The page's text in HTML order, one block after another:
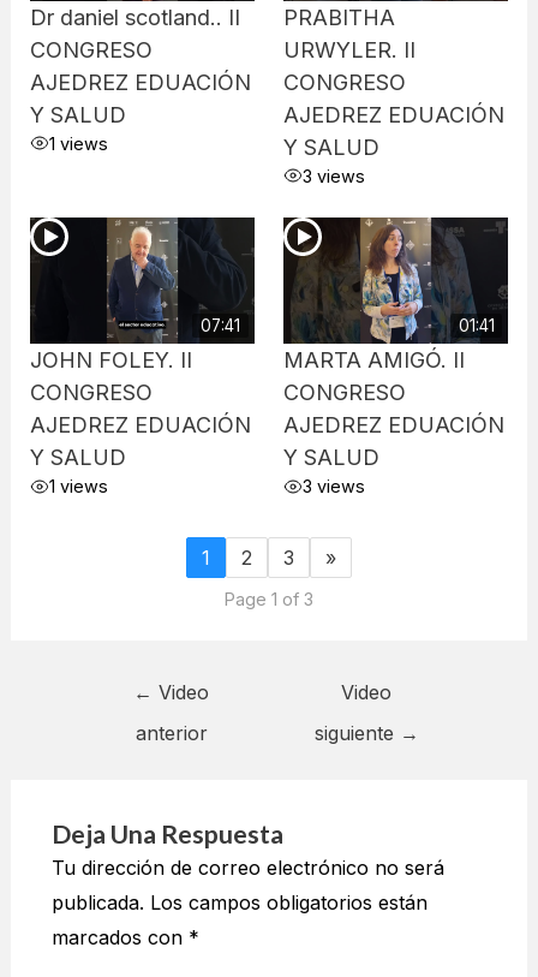
Dr daniel scotland.. II
CONGRESO
AJEDREZ EDUACIÓN
Y SALUD
1 views
PRABITHA
URWYLER. II
CONGRESO
AJEDREZ EDUACIÓN
Y SALUD
3 views
07:41
JOHN FOLEY. II
CONGRESO
AJEDREZ EDUACIÓN
Y SALUD
1 views
01:41
MARTA AMIGÓ. II
CONGRESO
AJEDREZ EDUACIÓN
Y SALUD
3 views
1 2 3 »
Page 1 of 3
← Video
anterior
Video
siguiente →
Deja Una Respuesta
Tu dirección de correo electrónico no será
publicada. Los campos obligatorios están
marcados con *